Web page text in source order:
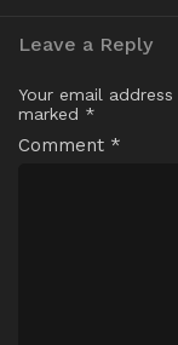
Leave a Reply
Your email
marked *
Comment *